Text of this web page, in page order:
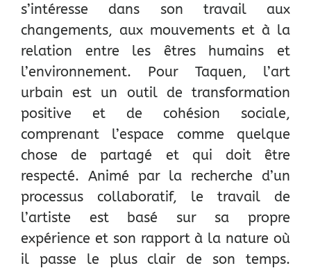
s’intéresse dans son travail aux
changements, aux mouvements et à la
relation entre les êtres humains et
l’environnement. Pour Taquen, l’art
urbain est un outil de transformation
positive et de cohésion sociale,
comprenant l’espace comme quelque
chose de partagé et qui doit être
respecté. Animé par la recherche d’un
processus collaboratif, le travail de
l’artiste est basé sur sa propre
expérience et son rapport à la nature où
il passe le plus clair de son temps.